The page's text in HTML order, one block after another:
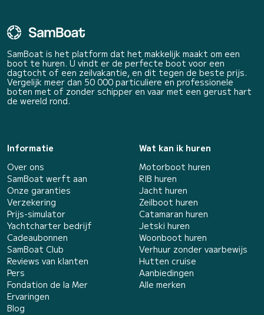
SamBoat is het platform dat het makkelijk maakt om een
boot te huren. U vindt er de perfecte boot voor een
dagtocht of een zeilvakantie, en dit tegen de beste prijs.
Vergelijk meer dan 50 000 particuliere en professionele
boten met of zonder schipper en vaar met een gerust hart
de wereld rond.
Informatie
Over ons
SamBoat werft aan
Onze garanties
Verzekering
Prijs-simulator
Yachtcharter bedrijf
Cadeaubonnen
SamBoat Club
Reviews van klanten
Pers
Fondation de la Mer
Ervaringen
Blog
Wat kan ik huren
Motorboot huren
RIB huren
Jacht huren
Zeilboot huren
Catamaran huren
Jetski huren
Woonboot huren
Verhuur zonder vaarbewijs
Hutten cruise
Aanbiedingen
Alle merken